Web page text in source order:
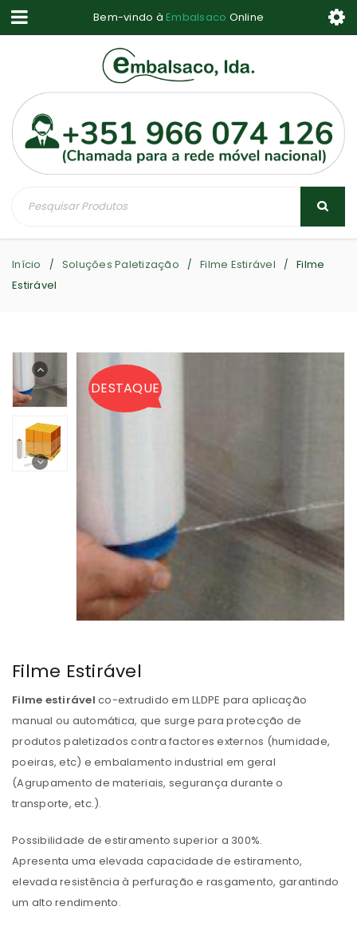
Bem-vindo à Embalsaco Online
Início / Soluções Paletização / Filme Estirável /
Filme
Estirável
DESTAQUE
Filme Estirável
Filme estirável co-extrudido em LLDPE para aplicação
manual ou automática, que surge para protecção de
produtos paletizados contra factores externos (humidade,
poeiras, etc) e embalamento industrial em geral
(Agrupamento de materiais, segurança durante o
transporte, etc.).
Possibilidade de estiramento superior a 300%.
Apresenta uma elevada capacidade de estiramento,
elevada resistência à perfuração e rasgamento, garantindo
um alto rendimento.